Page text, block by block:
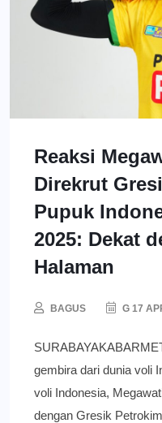
Reaksi
Direkrut
Pupuk
2025: Dekat
Halaman
BAGUS G 17
gembira dari dunia voli
voli Indonesia,
dengan Gresik